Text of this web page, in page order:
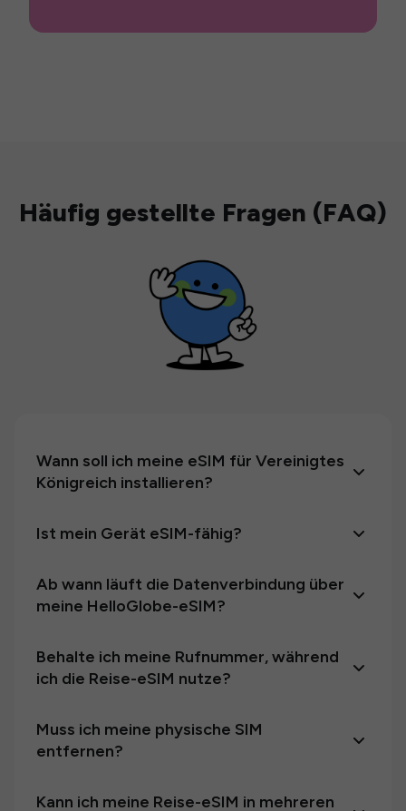
Häufig gestellte Fragen (FAQ)
Wann soll ich meine eSIM für Vereinigtes
Königreich installieren?
Ist mein Gerät eSIM-fähig?
Ab wann läuft die Datenverbindung über
meine HelloGlobe-eSIM?
Behalte ich meine Rufnummer, während
ich die Reise-eSIM nutze?
Muss ich meine physische SIM
entfernen?
Kann ich meine Reise-eSIM in mehreren